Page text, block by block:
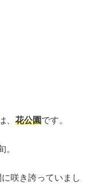
、 花公園です。
。
咲き誇っていまし